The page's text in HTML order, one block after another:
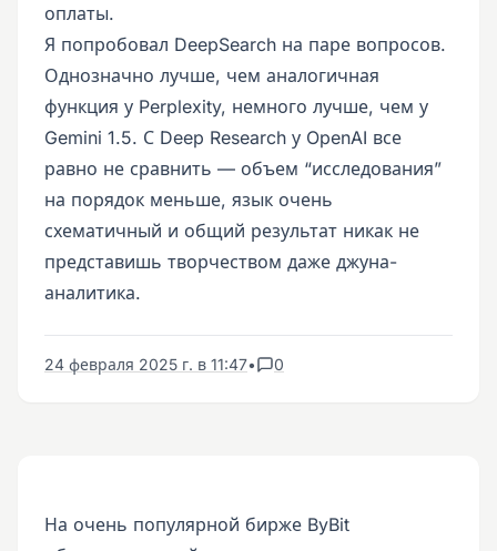
оплаты.
Я попробовал DeepSearch на паре вопросов.
Однозначно лучше, чем аналогичная
функция у Perplexity, немного лучше, чем у
Gemini 1.5. С Deep Research у OpenAI все
равно не сравнить — объем “исследования”
на порядок меньше, язык очень
схематичный и общий результат никак не
представишь творчеством даже джуна-
аналитика.
24 февраля 2025 г. в 11:47• 0
На очень популярной бирже ByBit